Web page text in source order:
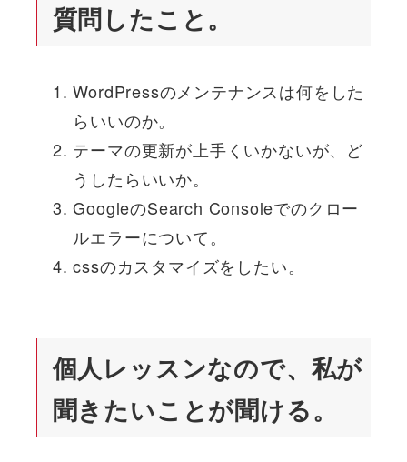
質問したこと。
WordPressのメンテナンスは何をした
らいいのか。
テーマの更新が上手くいかないが、ど
うしたらいいか。
GoogleのSearch Consoleでのクロー
ルエラーについて。
cssのカスタマイズをしたい。
個人レッスンなので、私が
聞きたいことが聞ける。